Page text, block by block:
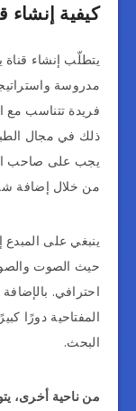
كيفية إنشاء
يتطلّب إنشاء قناة
مدروسة
فريدة تتناسب مع
ذلك في مجال
يجب على صاحب
من خلال إضافة
ينبغي على
حيث الصوت
احترافي.
المفتاحية دورًا
البحث.
من ناحية أخرى،